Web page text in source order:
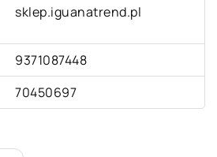
sklep.iguanatrend.pl
9371087448
70450697